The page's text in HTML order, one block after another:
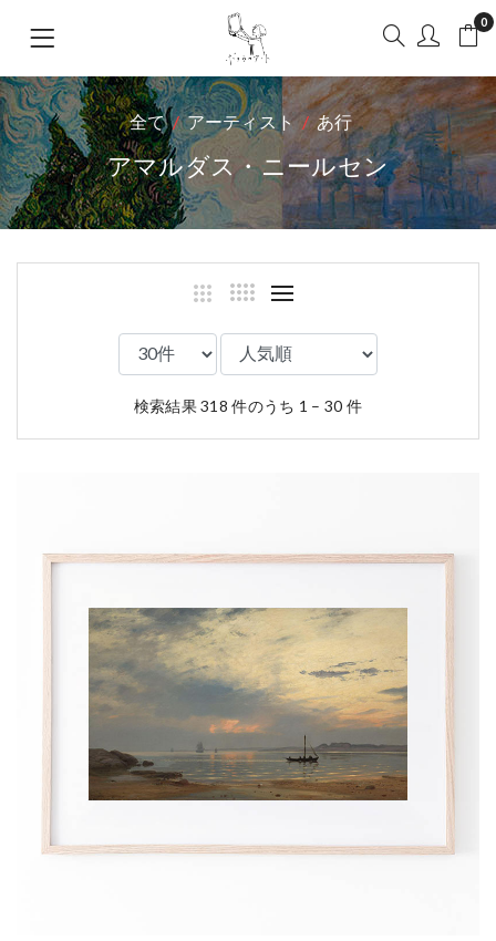
0
全て アーティスト あ行
アマルダス・ニールセン
検索結果 318 件のうち 1 – 30 件